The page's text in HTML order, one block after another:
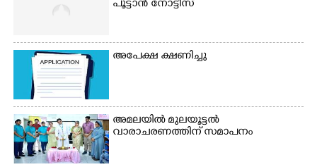
പൂട്ടാൻ നോട്ടീസ്
അപേക്ഷ ക്ഷണിച്ചു
അമലയിൽ മുലയൂട്ടൽ
വാരാചരണത്തിന് സമാപനം